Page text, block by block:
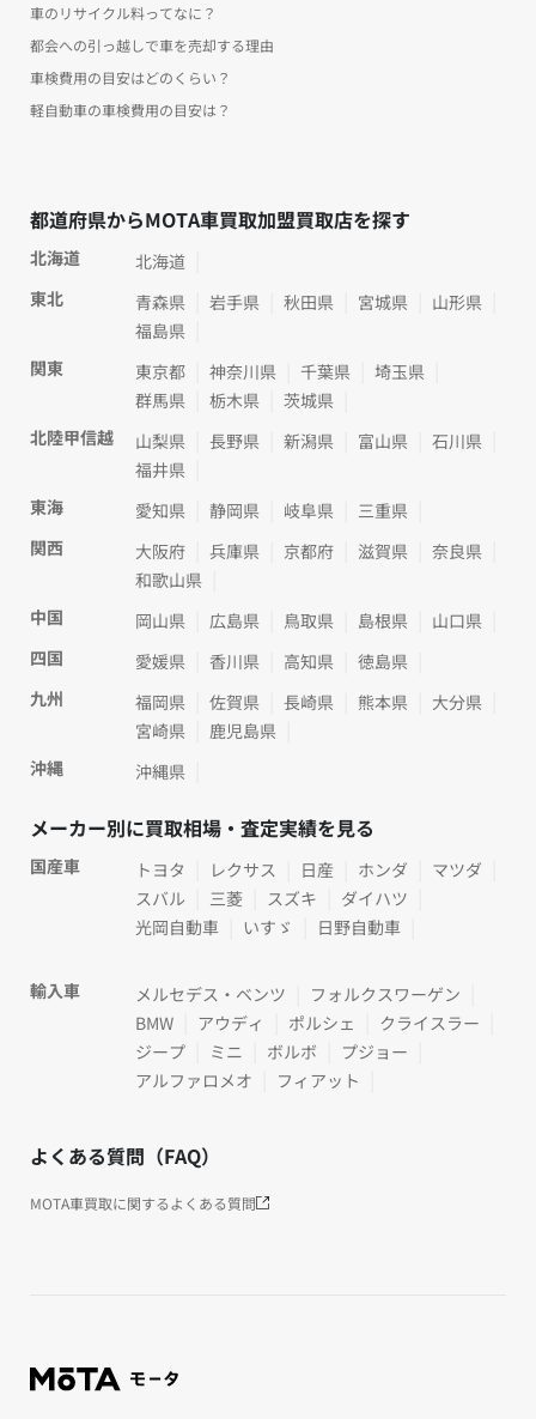
車のリサイクル料ってなに？
都会への引っ越しで車を売却する理由
車検費用の目安はどのくらい？
軽自動車の車検費用の目安は？
都道府県からMOTA車買取加盟買取店を探す
北海道
北海道
東北
青森県 岩手県 秋田県 宮城県
山形県
福島県
関東
東京都 神奈川県 千葉県
埼玉県
群馬県
栃木県
茨城県
北陸甲信越
山梨県 長野県 新潟県 富山県
石川県
福井県
東海
愛知県 静岡県 岐阜県
三重県
関西
大阪府 兵庫県 京都府 滋賀県
奈良県
和歌山県
中国
岡山県 広島県 鳥取県 島根県
山口県
四国
愛媛県 香川県 高知県
徳島県
九州
福岡県 佐賀県 長崎県 熊本県
大分県
宮崎県
鹿児島県
沖縄
沖縄県
メーカー別に買取相場・査定実績を見る
国産車 トヨタ レクサス 日産 ホンダ
マツダ
スバル
三菱 スズキ
ダイハツ
光岡自動車
いすゞ 日野自動車
輸入車 メルセデス・ベンツ
フォルクスワーゲン
BMW
アウディ ポルシェ
クライスラー
ジープ
ミニ ボルボ
プジョー
アルファロメオ
フィアット
よくある質問（FAQ）
MOTA車買取に関するよくある質問